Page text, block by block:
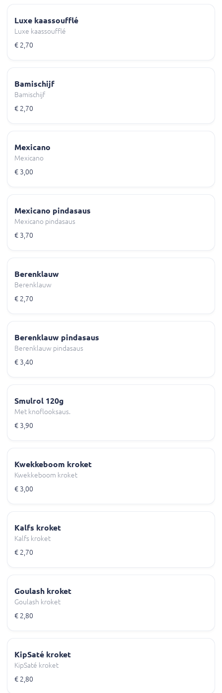
Luxe kaassoufflé
Luxe kaassoufflé
€ 2,70
Bamischijf
Bamischijf
€ 2,70
Mexicano
Mexicano
€ 3,00
Mexicano pindasaus
Mexicano pindasaus
€ 3,70
Berenklauw
Berenklauw
€ 2,70
Berenklauw pindasaus
Berenklauw pindasaus
€ 3,40
Smulrol 120g
Met knoflooksaus.
€ 3,90
Kwekkeboom kroket
Kwekkeboom kroket
€ 3,00
Kalfs kroket
Kalfs kroket
€ 2,70
Goulash kroket
Goulash kroket
€ 2,80
KipSaté kroket
KipSaté kroket
€ 2,80